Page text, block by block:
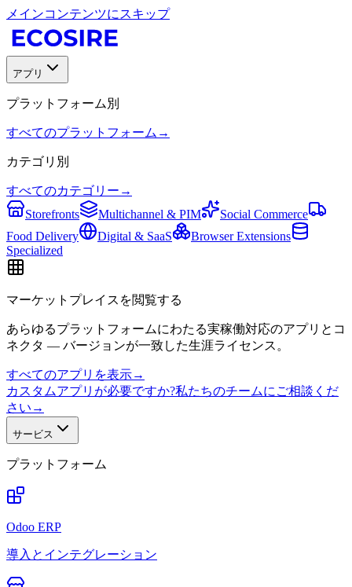
メインコンテンツにスキップ
アプリ
プラットフォーム別
すべてのプラットフォーム →
カテゴリ別
すべてのカテゴリー →
Storefronts
Multichannel & PIM
Social Commerce
Food Delivery
Digital & SaaS
Browser Extensions
Specialized
マーケットプレイスを閲覧する
あらゆるプラットフォームにわたる実稼働対応のアプリとコ
ネクタ — バージョンが一致した生涯ライセンス。
すべてのアプリを表示→
カスタムアプリが必要ですか?私たちのチームにご相談くだ
さい →
サービス
プラットフォーム
Odoo ERP
導入とインテグレーション